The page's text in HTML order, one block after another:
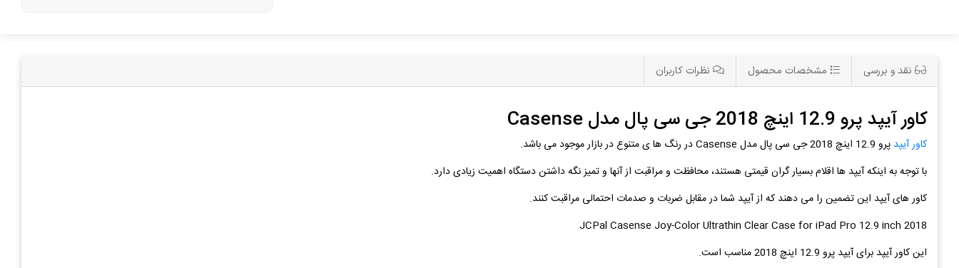
نقد و بررسی مشخصات محصول نظرات کاربران
کاور آیپد پرو 12.9 اینچ 2018 جی سی پال مدل Casense
کاور آیپد پرو 12.9 اینچ 2018 جی سی پال مدل Casense در رنگ ها ی متنوع در بازار موجود می باشد.
با توجه به اینکه آیپد ها اقلام بسیار گران قیمتی هستند، محافظت و مراقبت از آنها و تمیز نگه داشتن دستگاه اهمیت زیادی دارد.
کاور های آیپد این تضمین را می دهند که از آیپد شما در مقابل ضربات و صدمات احتمالی مراقبت کنند.
JCPal Casense Joy-Color Ultrathin Clear Case for iPad Pro 12.9 inch 2018
این کاور آیپد برای آیپد پرو 12.9 اینچ 2018 مناسب است.